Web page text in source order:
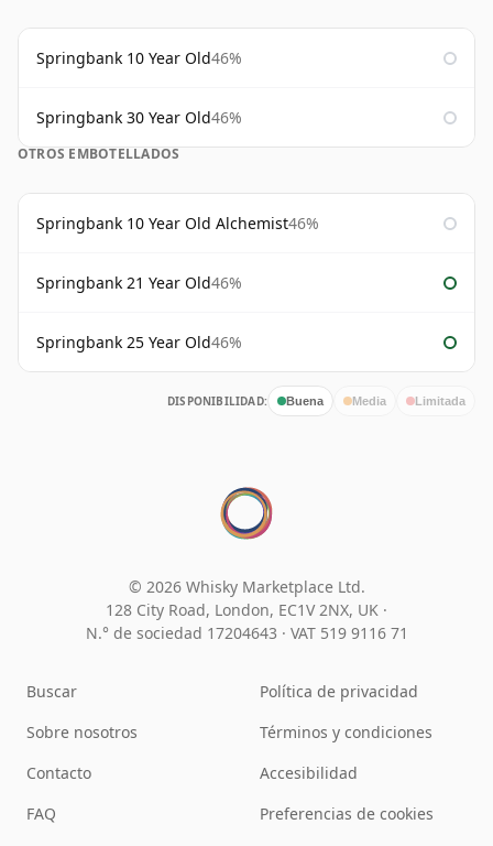
Springbank 10 Year Old46%
Springbank 30 Year Old46%
OTROS EMBOTELLADOS
Springbank 10 Year Old Alchemist46%
Springbank 21 Year Old46%
Springbank 25 Year Old46%
DISPONIBILIDAD: Buena Media Limitada
© 2026 Whisky Marketplace Ltd.
128 City Road, London, EC1V 2NX, UK ·
N.° de sociedad 17204643 · VAT 519 9116 71
Buscar
Sobre nosotros
Contacto
FAQ
Política de privacidad
Términos y condiciones
Accesibilidad
Preferencias de cookies